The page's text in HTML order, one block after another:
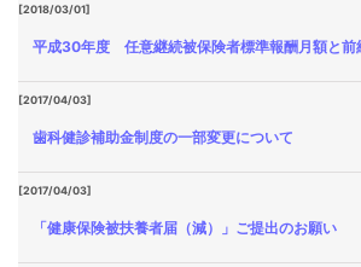
[2018/03/01]
平成30年度 任意継続被保険者標準報酬月額と前
[2017/04/03]
歯科健診補助金制度の一部変更について
[2017/04/03]
「健康保険被扶養者届（減）」ご提出のお願い